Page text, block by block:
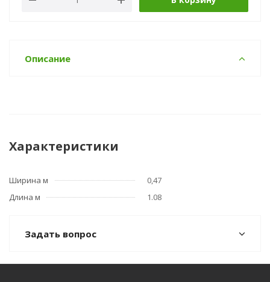
Описание
Характеристики
Ширина м
0,47
Длина м
1.08
Задать вопрос